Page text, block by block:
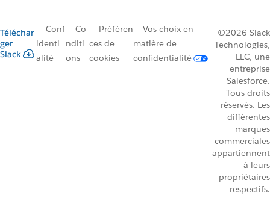
Téléchar
ger
Slack
Conf
identi
alité
Co
nditi
ons
Préféren
ces de
cookies
Vos choix en
matière de
confidentialité
©2026 Slack
Technologies,
LLC, une
entreprise
Salesforce.
Tous droits
réservés. Les
différentes
marques
commerciales
appartiennent
à leurs
propriétaires
respectifs.